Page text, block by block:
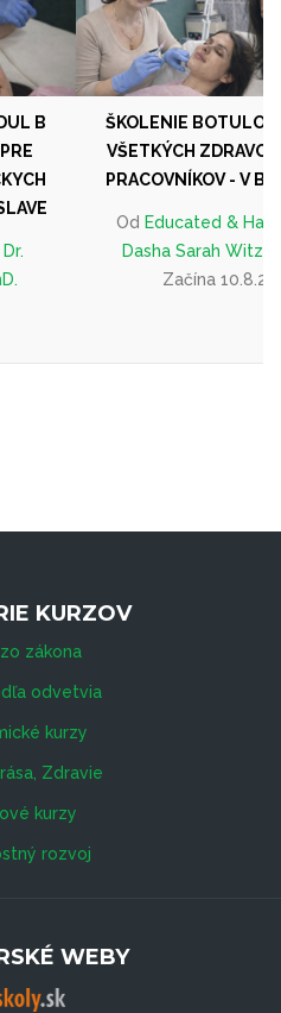
B
ŠKOLENIE
VŠETKÝCH
PRACOVNÍKOV - V
Od Educated &
Dasha Sarah
Začína
KURZOV
zákona
odvetvia
kurzy
Zdravie
kurzy
rozvoj
WEBY